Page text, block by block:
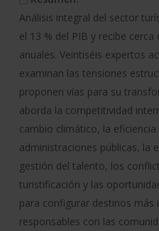
Análisis integral del sector
el 13 % del PIB y recibe
anuales. Veintiséis expertos
examinan las tensiones
proponen vías para su
aborda la competitividad
cambio climático, la
administraciones públicas, la
gestión del talento, los
turistificación y las
para configurar destinos más
responsables con las